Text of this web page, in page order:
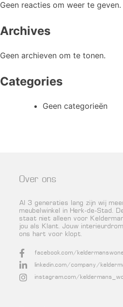
Geen reacties om weer te geven.
Archives
Geen archieven om te tonen.
Categories
Geen categorieën
Over ons
Al 3 generaties lang zijn wij
meubelwinkel in Herk-de-Stad.
staat niet alleen voor
jou als Klant. Jouw
ons hart voor klopt.
facebook.com/
linkedin.com/company/
instagram.com/